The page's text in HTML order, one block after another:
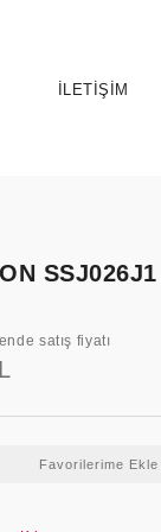
İLETİŞİM
SSJ026J1
satış fiyatı